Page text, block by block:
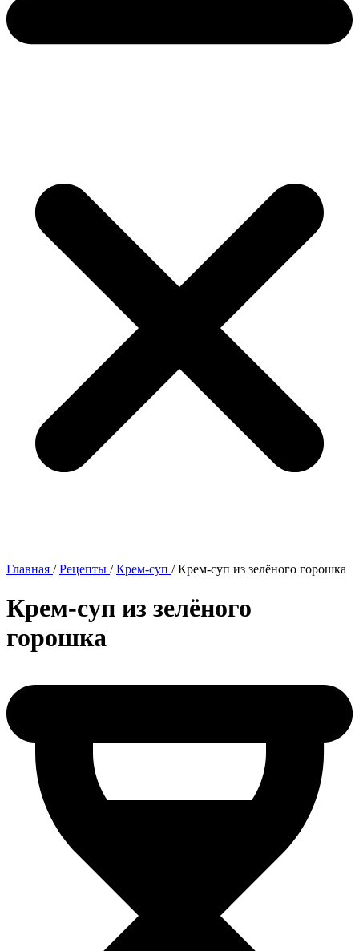
Главная /Рецепты /Крем-суп /Крем-суп из зелёного горошка
Крем-суп из зелёного
горошка